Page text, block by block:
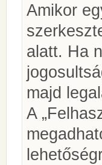
Amikor
alatt. Ha
majd
A